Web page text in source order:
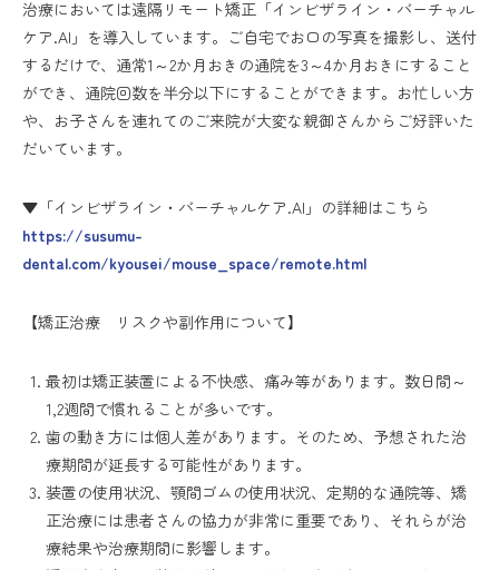
治療においては遠隔リモート矯正「インビザライン・バーチャル
ケア.AI」を導入しています。ご自宅でお口の写真を撮影し、送付
するだけで、通常1～2か月おきの通院を3～4か月おきにすること
ができ、通院回数を半分以下にすることができます。お忙しい方
や、お子さんを連れてのご来院が大変な親御さんからご好評いた
だいています。
▼「インビザライン・バーチャルケア.AI」の詳細はこちら
https://susumu-
dental.com/kyousei/mouse_space/remote.html
【矯正治療 リスクや副作用について】
最初は矯正装置による不快感、痛み等があります。数日間～
1,2週間で慣れることが多いです。
歯の動き方には個人差があります。そのため、予想された治
療期間が延長する可能性があります。
装置の使用状況、顎間ゴムの使用状況、定期的な通院等、矯
正治療には患者さんの協力が非常に重要であり、それらが治
療結果や治療期間に影響します。